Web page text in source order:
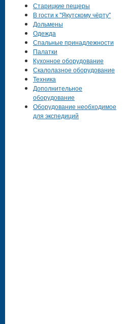
Старицкие пещеры
В гости к "Якутскому чёрту"
Дольмены
Одежда
Спальные принадлежности
Палатки
Кухонное оборудование
Скалолазное оборудование
Техника
Дополнительное
оборудование
Оборудование необходимое
для экспедиций